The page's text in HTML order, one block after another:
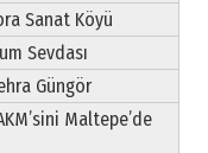
Sanat Köyü
Sevdası
Güngör
Maltepe’de